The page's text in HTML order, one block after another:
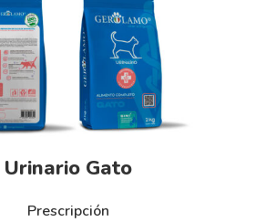
Urinario Gato
Prescripción